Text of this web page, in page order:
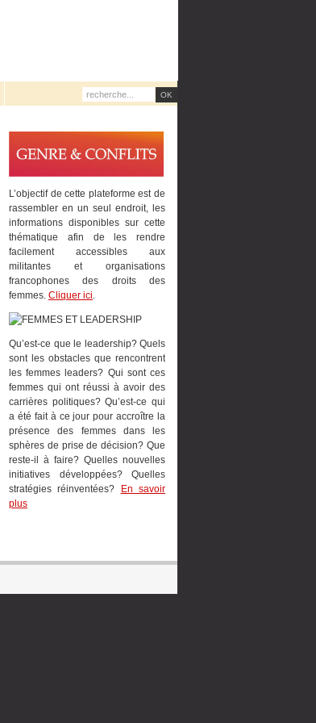
L’objectif de cette plateforme est de
rassembler en un seul endroit, les
informations disponibles sur cette
thématique afin de les rendre
facilement accessibles aux
militantes et organisations
francophones des droits des
femmes. Cliquer ici.
Qu’est-ce que le leadership? Quels
sont les obstacles que rencontrent
les femmes leaders? Qui sont ces
femmes qui ont réussi à avoir des
carrières politiques? Qu’est-ce qui
a été fait à ce jour pour accroître la
présence des femmes dans les
sphères de prise de décision? Que
reste-il à faire? Quelles nouvelles
initiatives développées? Quelles
stratégies réinventées?
En savoir
plus